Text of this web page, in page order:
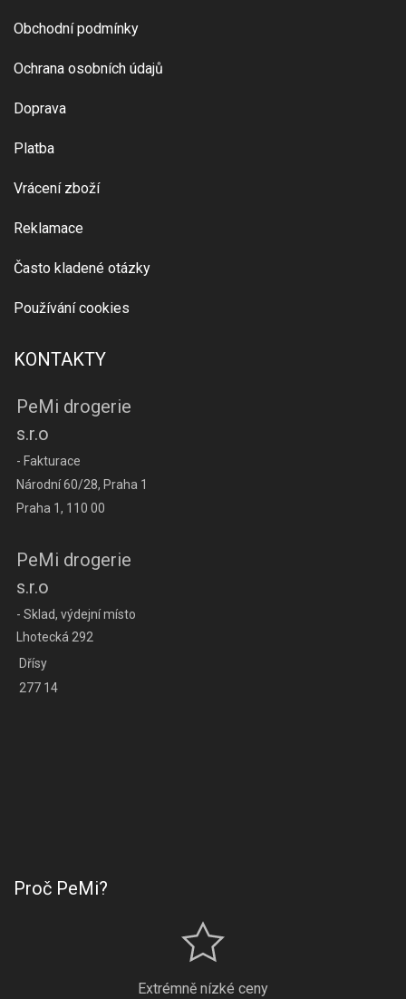
Obchodní podmínky
Ochrana osobních údajů
Doprava
Platba
Vrácení zboží
Reklamace
Často kladené otázky
Používání cookies
KONTAKTY
PeMi drogerie
s.r.o
- Fakturace
Národní 60/28, Praha 1
Praha 1, 110 00
PeMi drogerie
s.r.o
- Sklad, výdejní místo
Lhotecká 292
Dřísy
277 14
Proč PeMi?
Extrémně nízké ceny